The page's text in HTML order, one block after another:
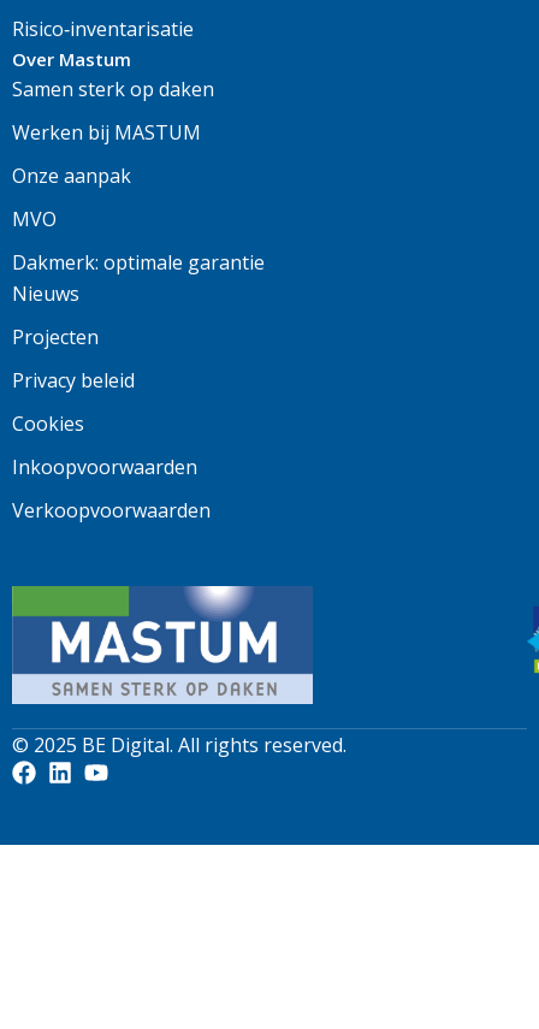
Risico‑inventarisatie
Over Mastum
Samen sterk op daken
Werken bij MASTUM
Onze aanpak
MVO
Dakmerk: optimale garantie
Nieuws
Projecten
Privacy beleid
Cookies
Inkoopvoorwaarden
Verkoopvoorwaarden
© 2025 BE Digital. All rights reserved.